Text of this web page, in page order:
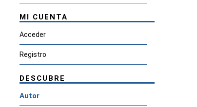
MI CUENTA
Acceder
Registro
DESCUBRE
Autor